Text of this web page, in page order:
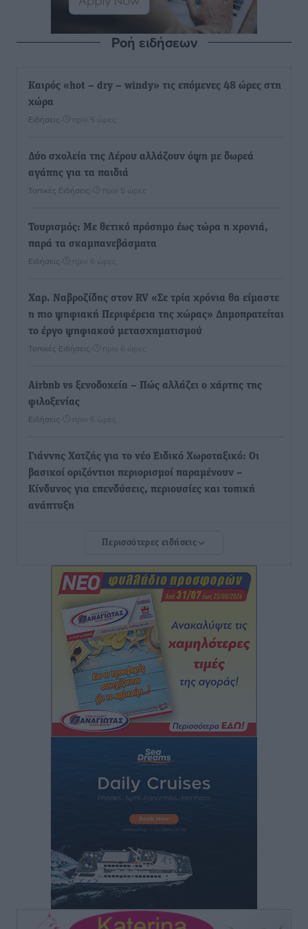
Ροή ειδήσεων
Καιρός «hot – dry – windy» τις επόμενες 48 ώρες στη
χώρα
Ειδήσεις πριν 5 ώρες
Δύο σχολεία της Λέρου αλλάζουν όψη με δωρεά
αγάπης για τα παιδιά
Τοπικές Ειδήσεις πριν 5 ώρες
Τουρισμός: Με θετικό πρόσημο έως τώρα η χρονιά,
παρά τα σκαμπανεβάσματα
Ειδήσεις πριν 6 ώρες
Χαρ. Ναβροζίδης στον RV «Σε τρία χρόνια θα είμαστε
η πιο ψηφιακή Περιφέρεια της χώρας» Δημοπρατείται
το έργο ψηφιακού μετασχηματισμού
Τοπικές Ειδήσεις πριν 6 ώρες
Airbnb vs ξενοδοχεία – Πώς αλλάζει ο χάρτης της
φιλοξενίας
Ειδήσεις πριν 6 ώρες
Γιάννης Χατζής για το νέο Ειδικό Χωροταξικό: Οι
βασικοί οριζόντιοι περιορισμοί παραμένουν –
Κίνδυνος για επενδύσεις, περιουσίες και τοπική
ανάπτυξη
δεν υπάρχουν περιθώρια εφησυχασμού
Ειδήσεις• πριν 6 ώρες
Στον Άγιο Νικόλαο Χάλκης ανοίγει ξανά το
ανανεωμένο εκκλησιαστικό μουσείο από τη Λέσχη
Lions Χάλκης
Τοπικές Ειδήσεις • πριν 6 ώρες
Ρόδος: «Βουλιάζει» από τουρίστες – Πάνω από 1 εκατ.
επιβάτες και 55 κρουαζιερόπλοια
πριν 6 ώρες
Γ’ Εθνική Κατηγορία: Οι ημερομηνίες των
Συνελήφθησαν δύο άτομα στην Κάρπαθο για άγρα
πελατών
Τοπικές Ειδήσεις• πριν 12 ώρες
Περισσότερες ειδήσεις